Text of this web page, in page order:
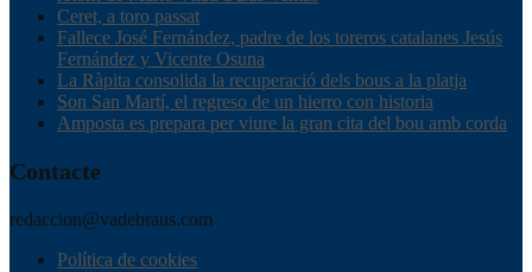
Ceret, a toro passat
Fallece José Fernández, padre de los toreros catalanes Jesús
Fernández y Vicente Osuna
La Ràpita consolida la recuperació dels bous a la platja
Son San Martí, el regreso de un hierro con historia
Amposta es prepara per viure la gran cita del bou amb corda
Contacte
redaccion@vadebraus.com
Política de cookies